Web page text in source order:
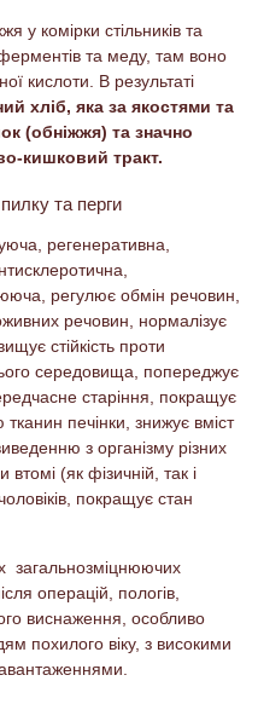
у комірки стільників та
та меду, там воно
кислоти. В результаті
хліб, яка за якостями та
(обніжжя) та значно
кишковий тракт.
та перги
регенеративна,
регулює обмін речовин,
речовин, нормалізує
стійкість проти
середовища, попереджує
старіння, покращує
печінки, знижує вміст
з організму різних
(як фізичній, так і
покращує стан
загальнозміцнюючих
операцій, пологів,
виснаження, особливо
похилого віку, з високими